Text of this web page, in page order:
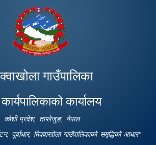
main
content
गाउँपालिका
कार्यालय
कोशी प्रदेश, ताप्लेजुङ, नेपाल
पूर्वाधार, मिक्वाखोला गाउँपालिकाको समृद्धिको आधार"